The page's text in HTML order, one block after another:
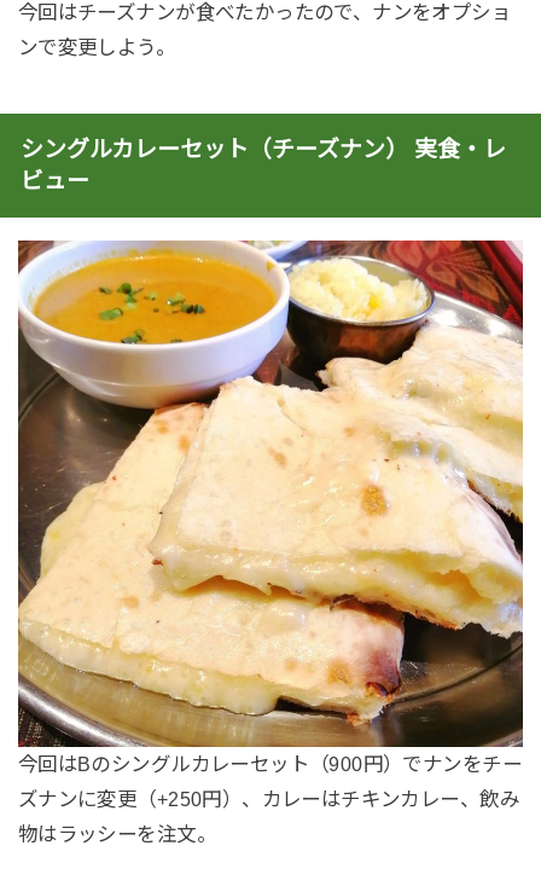
今回はチーズナンが食べたかったので、ナンをオプショ
ンで変更しよう。
シングルカレーセット（チーズナン） 実食・レ
ビュー
今回はBのシングルカレーセット（900円）でナンをチー
ズナンに変更（+250円）、カレーはチキンカレー、飲み
物はラッシーを注文。